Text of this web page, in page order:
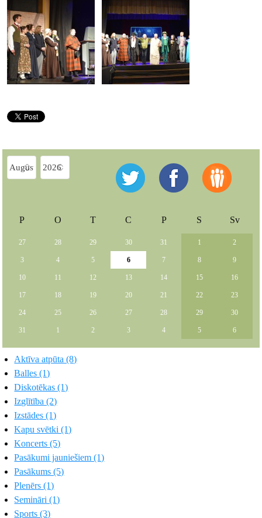
P O T C P S Sv
27 28 29 30 31 1 2
3 4 5 6 7 8 9
10 11 12 13 14 15 16
17 18 19 20 21 22 23
24 25 26 27 28 29 30
31 1 2 3 4 5 6
Aktīva atpūta (8)
Balles (1)
Diskotēkas (1)
Izglītība (2)
Izstādes (1)
Kapu svētki (1)
Koncerts (5)
Pasākumi jauniešiem (1)
Pasākums (5)
Plenērs (1)
Semināri (1)
Sports (3)